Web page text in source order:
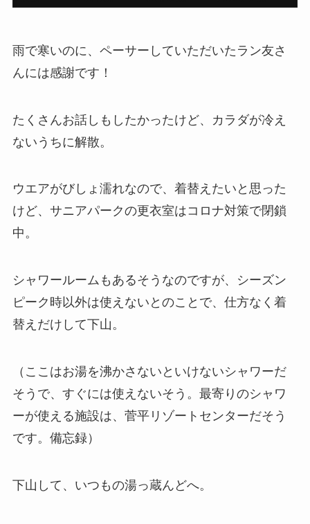
雨で寒いのに、ペーサーしていただいたラン友さ
んには感謝です！
たくさんお話しもしたかったけど、カラダが冷え
ないうちに解散。
ウエアがびしょ濡れなので、着替えたいと思った
けど、サニアパークの更衣室はコロナ対策で閉鎖
中。
シャワールームもあるそうなのですが、シーズン
ピーク時以外は使えないとのことで、仕方なく着
替えだけして下山。
（ここはお湯を沸かさないといけないシャワーだ
そうで、すぐには使えないそう。最寄りのシャワ
ーが使える施設は、菅平リゾートセンターだそう
です。備忘録）
下山して、いつもの湯っ蔵んどへ。